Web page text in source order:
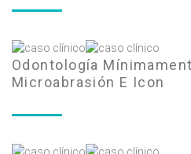
Odontología
Microabrasión E Icon